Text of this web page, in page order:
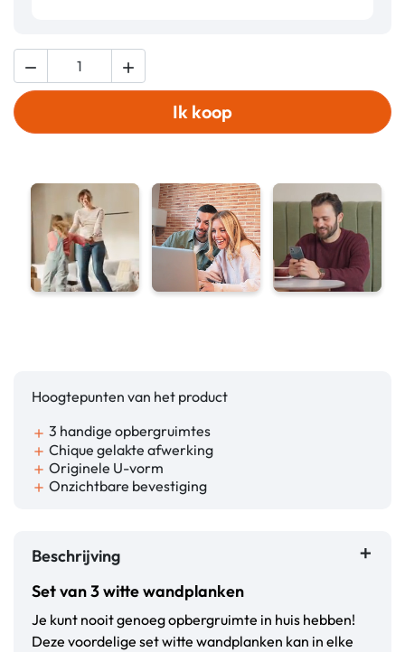
 
Ik koop
Hoogtepunten van het product
add 3 handige opbergruimtes
add Chique gelakte afwerking
add Originele U-vorm
add Onzichtbare bevestiging
Beschrijving
Set van 3 witte wandplanken
Je kunt nooit genoeg opbergruimte in huis hebben!
Deze voordelige set witte wandplanken kan in elke